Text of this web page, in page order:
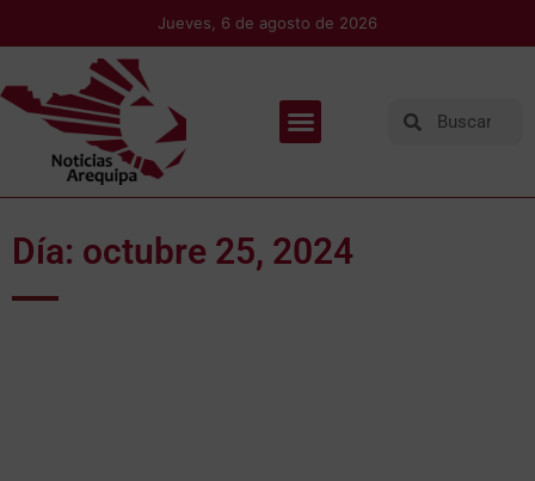
Jueves, 6 de agosto de 2026
Día: octubre 25, 2024